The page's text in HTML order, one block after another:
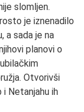
slomljen.
je iznenadilo
a sada je na
planovi o
Otvorivši
Netanjahu ih